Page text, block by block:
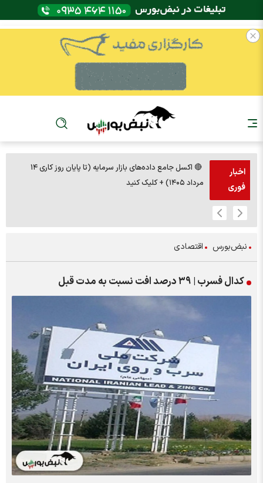
اخبار
فوری
🔴 اکسل جامع داده‌های بازار سرمایه (تا پایان روز کاری ۱۴
مرداد ۱۴۰۵) + کلیک کنید
نبض‌بورس اقتصادی
کدال فسرب | ۳۹ درصد افت نسبت به مدت قبل